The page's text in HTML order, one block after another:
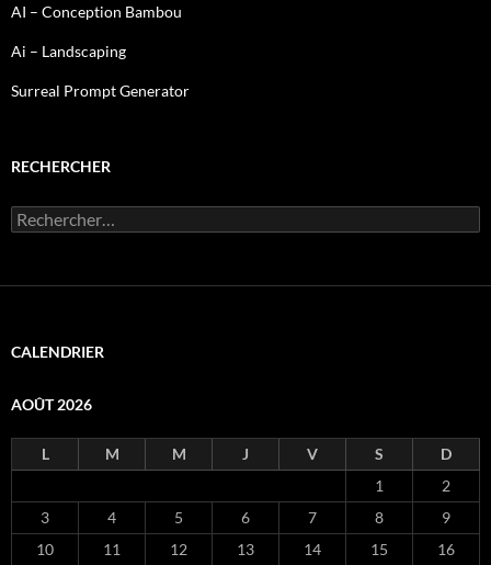
AI – Conception Bambou
Ai – Landscaping
Surreal Prompt Generator
RECHERCHER
Rechercher :
CALENDRIER
AOÛT 2026
L M M J V S
D
1
2
3
4 5 6 7 8
9
10
11 12 13 14 15
16